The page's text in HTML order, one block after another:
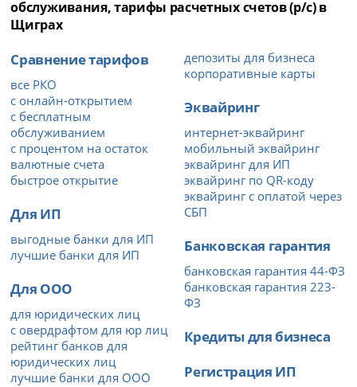
обслуживания, тарифы расчетных счетов (р/с) в
Щиграх
Сравнение тарифов
все РКО
с онлайн-открытием
с бесплатным
обслуживанием
с процентом на остаток
валютные счета
быстрое открытие
Для ИП
выгодные банки для ИП
лучшие банки для ИП
Для ООО
для юридических лиц
с овердрафтом для юр лиц
рейтинг банков для
юридических лиц
лучшие банки для ООО
депозиты для бизнеса
корпоративные карты
Эквайринг
интернет-эквайринг
мобильный эквайринг
эквайринг для ИП
эквайринг по QR-коду
эквайринг с оплатой через
СБП
Банковская гарантия
банковская гарантия 44-ФЗ
банковская гарантия 223-
ФЗ
Кредиты для бизнеса
Регистрация ИП